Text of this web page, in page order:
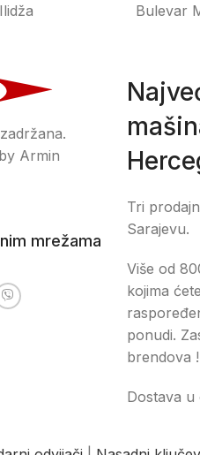
Bulevar
Armin
mrežama
Tri
Sarajevu.
Više od
kojima
ponudi.
brendova !
Dostava